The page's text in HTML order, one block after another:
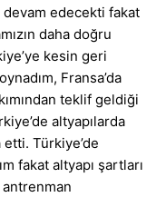
devam edecekti fakat
daha doğru
kesin geri
Fransa’da
teklif geldiği
altyapılarda
Türkiye’de
fakat altyapı şartları
antrenman